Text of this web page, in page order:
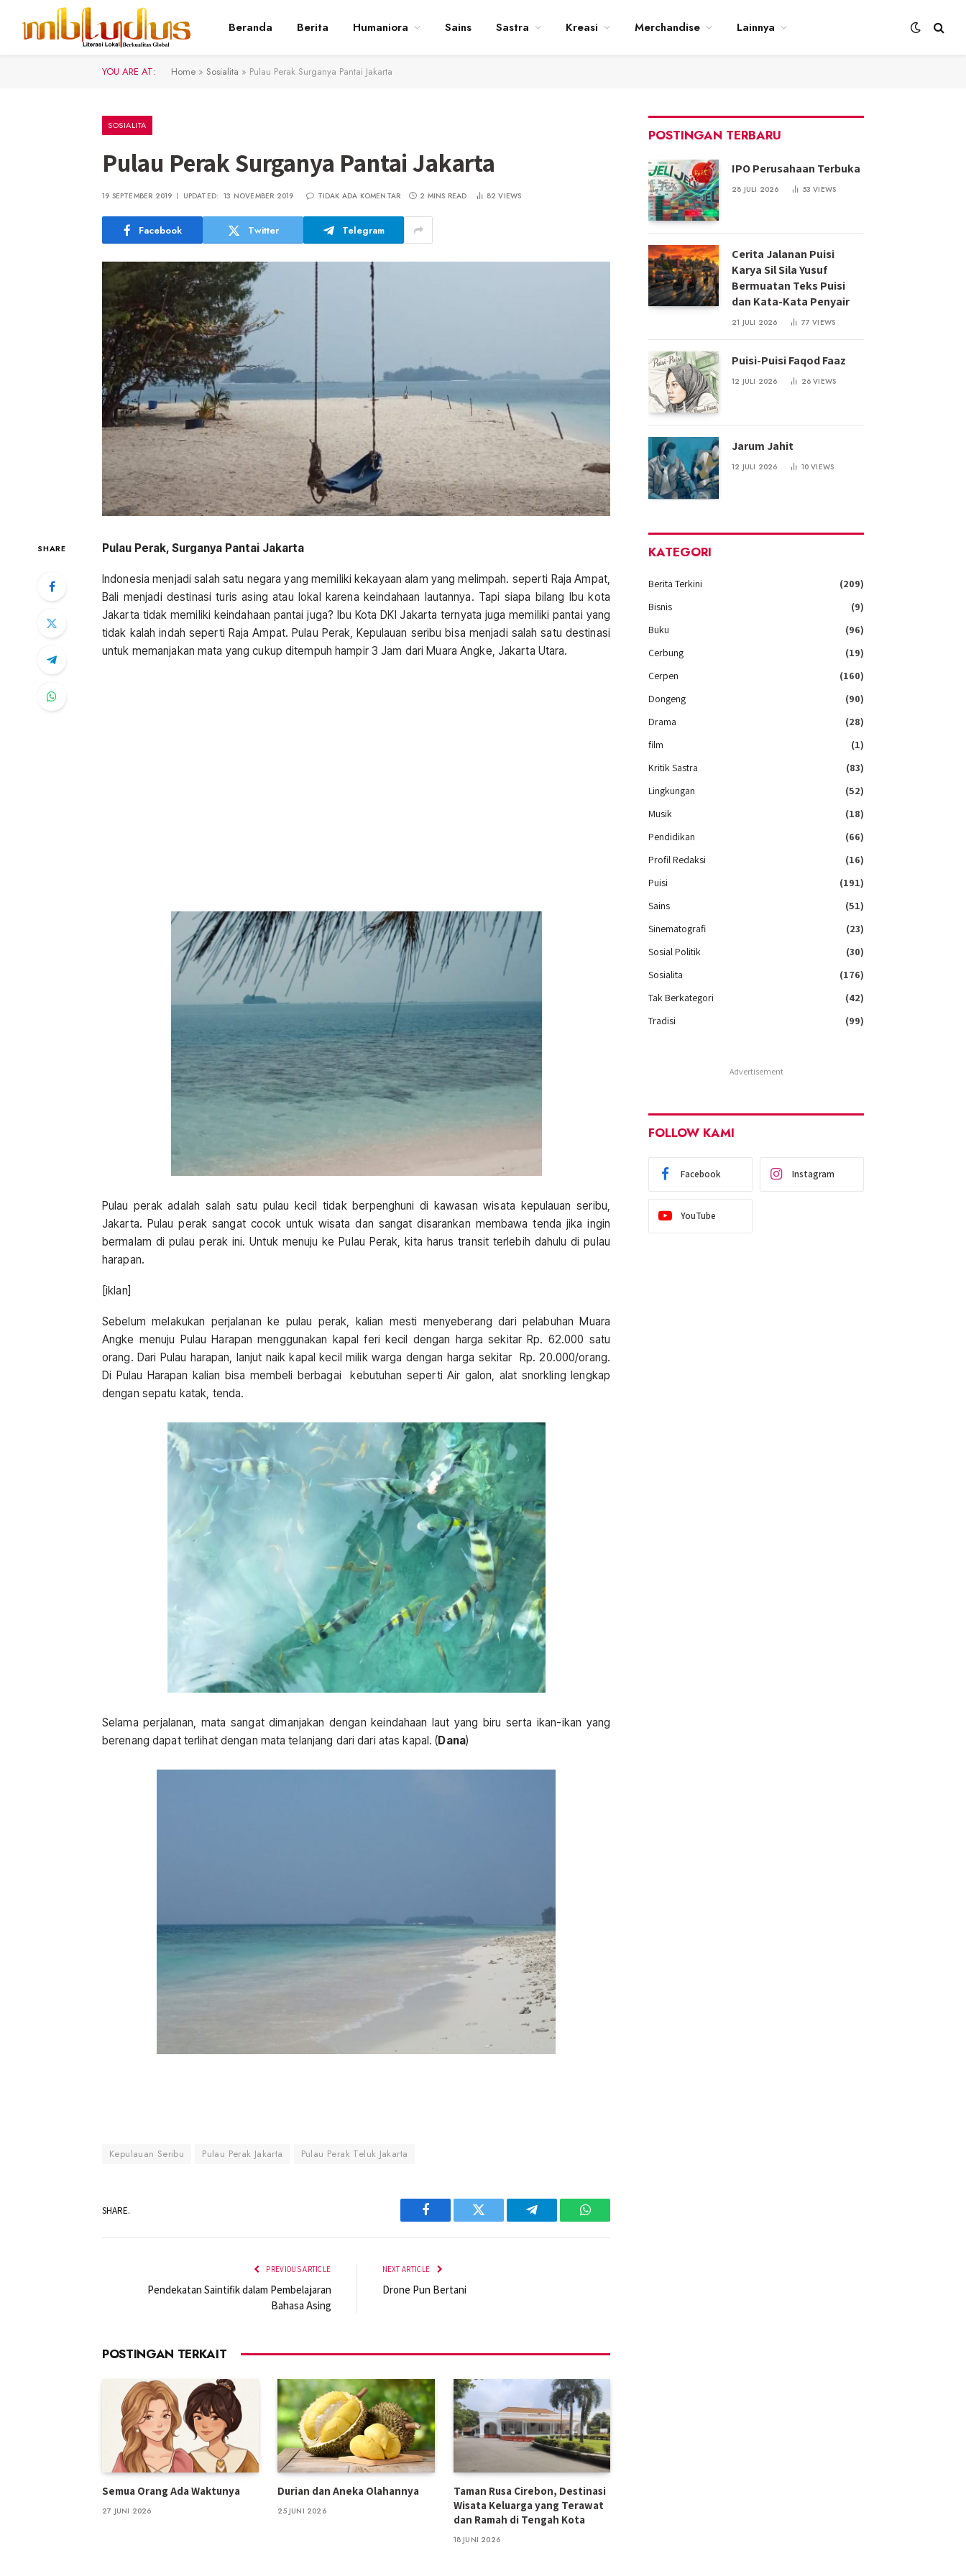
Beranda Berita Humaniora Sains Sastra Kreasi Merchandise Lainnya
YOU ARE AT: Home » Sosialita » Pulau Perak Surganya Pantai Jakarta
SOSIALITA
Pulau Perak Surganya Pantai Jakarta
19 SEPTEMBER 2019 UPDATED: 13 NOVEMBER 2019 TIDAK ADA KOMENTAR 2 MINS READ 82VIEWS
Facebook Twitter Telegram
SHARE Pulau Perak, Surganya Pantai Jakarta
Indonesia menjadi salah satu negara yang memiliki kekayaan alam yang melimpah. seperti Raja Ampat,
Bali menjadi destinasi turis asing atau lokal karena keindahaan lautannya. Tapi siapa bilang Ibu kota
Jakarta tidak memiliki keindahaan pantai juga? Ibu Kota DKI Jakarta ternyata juga memiliki pantai yang
tidak kalah indah seperti Raja Ampat. Pulau Perak, Kepulauan seribu bisa menjadi salah satu destinasi
untuk memanjakan mata yang cukup ditempuh hampir 3 Jam dari Muara Angke, Jakarta Utara.
Pulau perak adalah salah satu pulau kecil tidak berpenghuni di kawasan wisata kepulauan seribu,
Jakarta. Pulau perak sangat cocok untuk wisata dan sangat disarankan membawa tenda jika ingin
bermalam di pulau perak ini. Untuk menuju ke Pulau Perak, kita harus transit terlebih dahulu di pulau
harapan.
[iklan]
Sebelum melakukan perjalanan ke pulau perak, kalian mesti menyeberang dari pelabuhan Muara
Angke menuju Pulau Harapan menggunakan kapal feri kecil dengan harga sekitar Rp. 62.000 satu
orang. Dari Pulau harapan, lanjut naik kapal kecil milik warga dengan harga sekitar Rp. 20.000/orang.
Di Pulau Harapan kalian bisa membeli berbagai kebutuhan seperti Air galon, alat snorkling lengkap
dengan sepatu katak, tenda.
Selama perjalanan, mata sangat dimanjakan dengan keindahaan laut yang biru serta ikan-ikan yang
berenang dapat terlihat dengan mata telanjang dari dari atas kapal. (Dana)
Kepulauan Seribu Pulau Perak Jakarta Pulau Perak Teluk Jakarta
SHARE.
Facebook Twitter Telegram WhatsApp
PREVIOUS ARTICLE
Pendekatan Saintifik dalam Pembelajaran
Bahasa Asing
NEXT ARTICLE
Drone Pun Bertani
POSTINGAN TERKAIT
Semua Orang Ada Waktunya
27 JUNI 2026
Durian dan Aneka Olahannya
25 JUNI 2026
Taman Rusa Cirebon, Destinasi
Wisata Keluarga yang Terawat
dan Ramah di Tengah Kota
18 JUNI 2026
POSTINGAN TERBARU
IPO Perusahaan Terbuka
28 JULI 2026 53VIEWS
Cerita Jalanan Puisi
Karya Sil Sila Yusuf
Bermuatan Teks Puisi
dan Kata-Kata Penyair
21 JULI 2026 77VIEWS
Puisi-Puisi Faqod Faaz
12 JULI 2026 26VIEWS
Jarum Jahit
12 JULI 2026 10VIEWS
KATEGORI
Berita Terkini
(209)
Bisnis
(9)
Buku
(96)
Cerbung
(19)
Cerpen
(160)
Dongeng
(90)
Drama
(28)
film
(1)
Kritik Sastra
(83)
Lingkungan
(52)
Musik
(18)
Pendidikan
(66)
Profil Redaksi
(16)
Puisi
(191)
Sains
(51)
Sinematografi
(23)
Sosial Politik
(30)
Sosialita
(176)
Tak Berkategori
(42)
Tradisi
(99)
Advertisement
FOLLOW KAMI
Facebook Instagram
YouTube